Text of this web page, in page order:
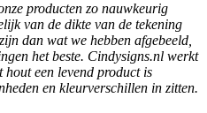
producten zo nauwkeurig
van de dikte van de tekening
dan wat we hebben afgebeeld,
het beste. Cindysigns.nl werkt
een levend product is
en kleurverschillen in zitten.